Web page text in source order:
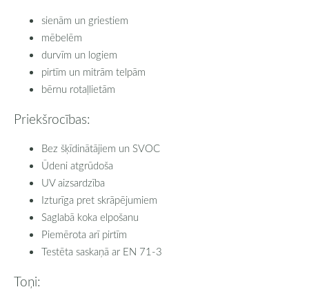
sienām un griestiem
mēbelēm
durvīm un logiem
pirtīm un mitrām telpām
bērnu rotaļlietām
Priekšrocības:
Bez šķīdinātājiem un SVOC
Ūdeni atgrūdoša
UV aizsardzība
Izturīga pret skrāpējumiem
Saglabā koka elpošanu
Piemērota arī pirtīm
Testēta saskaņā ar EN 71-3
Toņi: